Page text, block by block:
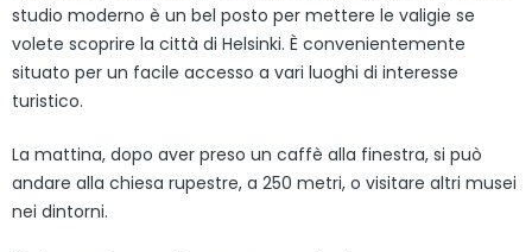
studio moderno è un bel posto per mettere le valigie se
volete scoprire la città di Helsinki. È convenientemente
situato per un facile accesso a vari luoghi di interesse
turistico.
La mattina, dopo aver preso un caffè alla finestra, si può
andare alla chiesa rupestre, a 250 metri, o visitare altri musei
nei dintorni.